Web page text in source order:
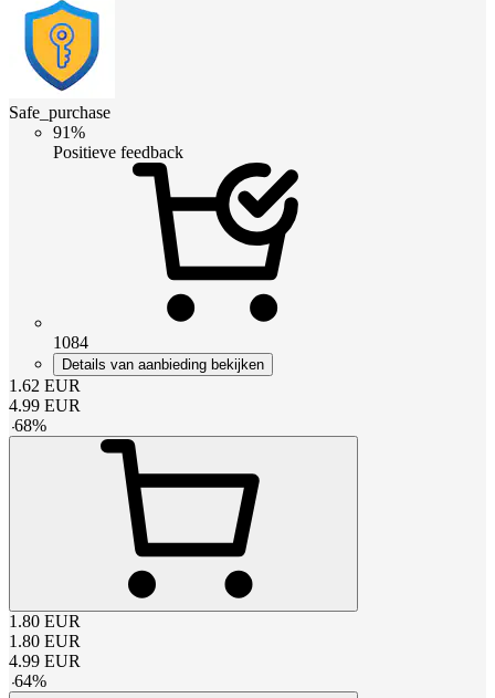
Safe_purchase
91%
Positieve feedback
1084
Details van aanbieding bekijken
1.62 EUR
4.99 EUR
-68%
1.80 EUR
1.80 EUR
4.99 EUR
-64%